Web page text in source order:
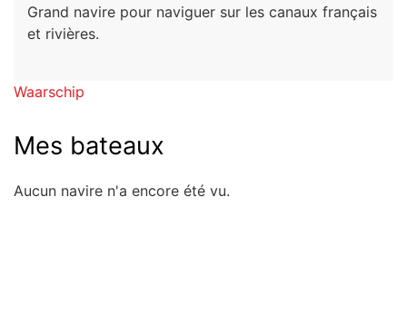
Grand navire pour naviguer sur les canaux français
et rivières.
Waarschip
Mes bateaux
Aucun navire n'a encore été vu.